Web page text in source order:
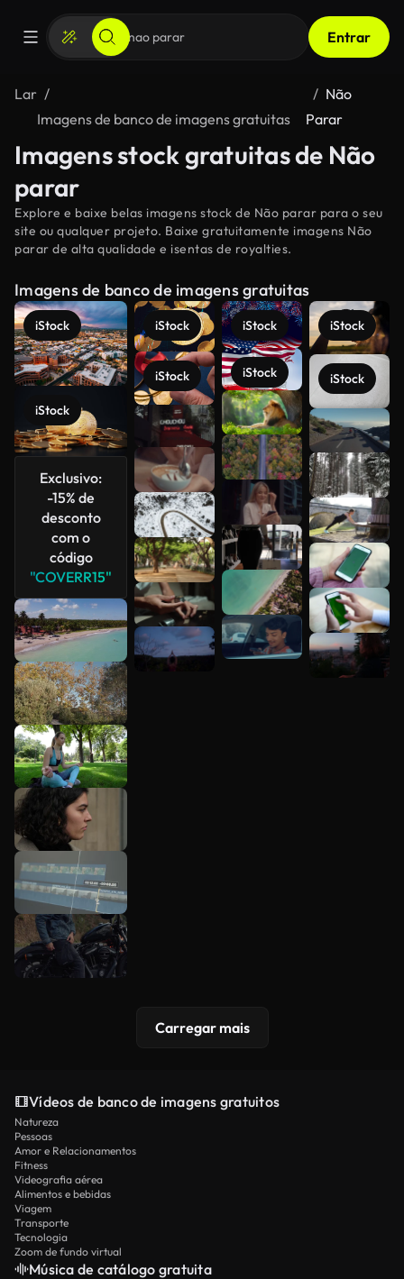
Entrar
Lar
Imagens de banco de imagens gratuitas
Não
Parar
Imagens stock gratuitas de Não
parar
Explore e baixe belas imagens stock de Não parar para o seu
site ou qualquer projeto. Baixe gratuitamente imagens Não
parar de alta qualidade e isentas de royalties.
Imagens de banco de imagens gratuitas
iStock
iStock
Exclusivo:
-15% de
desconto
com o
código
"COVERR15"
iStock
iStock
iStock
iStock
iStock
iStock
Veja mais
Carregar mais
Vídeos de banco de imagens gratuitos
Natureza
Pessoas
Amor e Relacionamentos
Fitness
Videografia aérea
Alimentos e bebidas
Viagem
Transporte
Tecnologia
Zoom de fundo virtual
Música de catálogo gratuita